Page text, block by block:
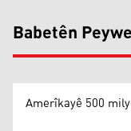
Babetên
Amerîkayê 500